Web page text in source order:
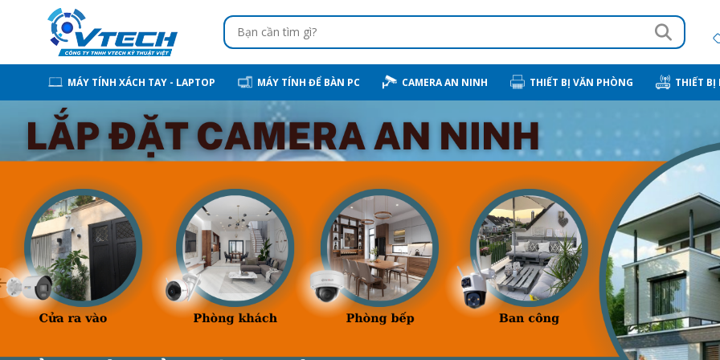
MÁY TÍNH XÁCH TAY - LAPTOP MÁY TÍNH ĐỂ BÀN PC CAMERA AN NINH THIẾT BỊ VĂN PHÒNG THIẾT BỊ